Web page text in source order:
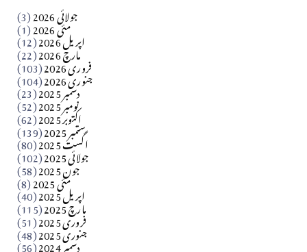
جولائی 2026 (3) مئی 2026 (1) اپریل 2026 (12) مارچ 2026 (22) فروری 2026 (103) جنوری 2026 (104) دسمبر 2025 (23) نومبر 2025 (52) اکتوبر 2025 (62) ستمبر 2025 (139) اگست 2025 (80) جولائی 2025 (102) جون 2025 (58) مئی 2025 (8) اپریل 2025 (40) مارچ 2025 (115) فروری 2025 (51) جنوری 2025 (48) دسمبر 2024 (56)